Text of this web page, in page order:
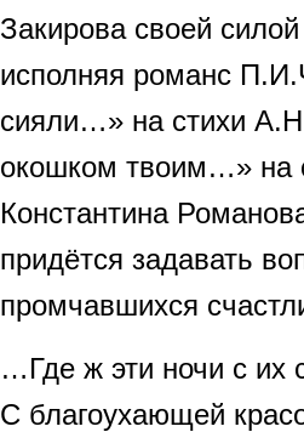
Закирова своей
исполняя романс
сияли…» на стихи
окошком твоим…» на
Константина
придётся задавать
промчавшихся
…Где ж эти ночи с их
С благоухающей